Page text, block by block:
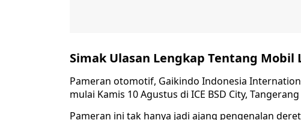
Simak Ulasan Lengkap Tentang Mobil
Pameran otomotif, Gaikindo Indonesia
mulai Kamis 10 Agustus di ICE BSD City,
Pameran ini tak hanya jadi ajang pengenalan